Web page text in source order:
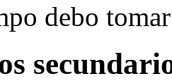
debo